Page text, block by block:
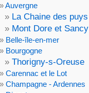
Auvergne
La Chaine des puys
Mont Dore et Sancy
Belle-île-en-mer
Bourgogne
Thorigny-s-Oreuse
Carennac et le Lot
Champagne - Ardennes